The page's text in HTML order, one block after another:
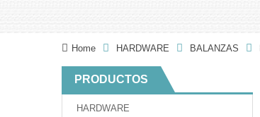
Home HARDWARE BALANZAS
PRODUCTOS
HARDWARE